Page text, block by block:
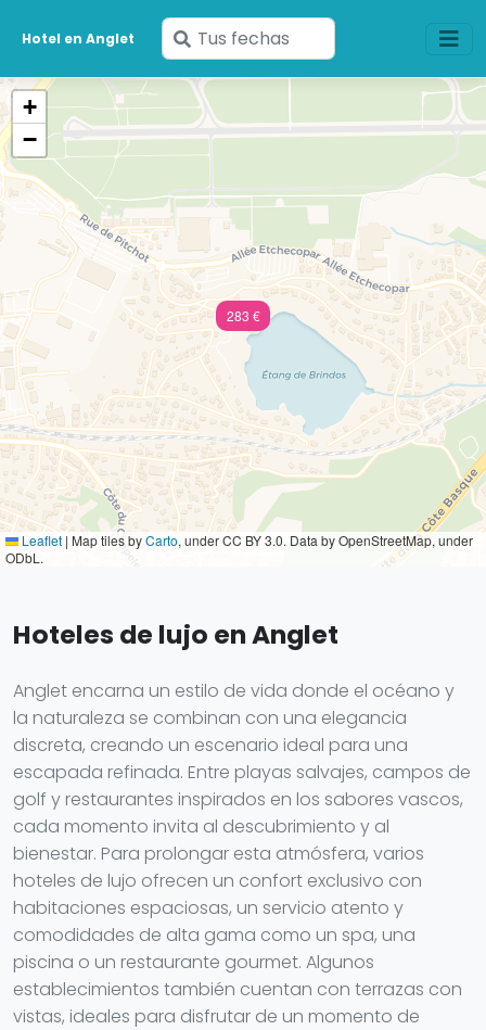
Hotel en Anglet
Ingresa
tus
fechas
283 €
+
−
Leaflet | Map tiles byCarto, under CC BY 3.0. Data by OpenStreetMap, under
ODbL.
Hoteles de lujo en Anglet
Anglet encarna un estilo de vida donde el océano y
la naturaleza se combinan con una elegancia
discreta, creando un escenario ideal para una
escapada refinada. Entre playas salvajes, campos de
golf y restaurantes inspirados en los sabores vascos,
cada momento invita al descubrimiento y al
bienestar. Para prolongar esta atmósfera, varios
hoteles de lujo ofrecen un confort exclusivo con
habitaciones espaciosas, un servicio atento y
comodidades de alta gama como un spa, una
piscina o un restaurante gourmet. Algunos
establecimientos también cuentan con terrazas con
vistas, ideales para disfrutar de un momento de